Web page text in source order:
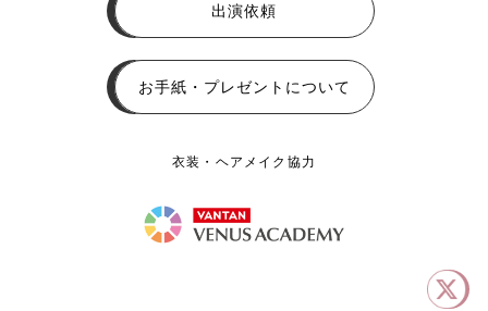
出演依頼
お手紙・プレゼントについて
衣装・ヘアメイク協力